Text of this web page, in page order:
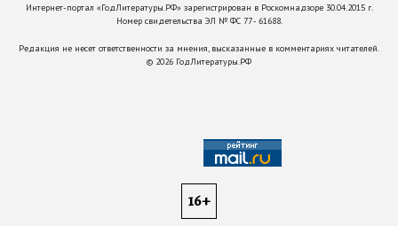
Интернет-портал «ГодЛитературы.РФ» зарегистрирован в Роскомнадзоре 30.04.2015 г.
Номер свидетельства ЭЛ № ФС 77 - 61688.
Редакция не несет ответственности за мнения, высказанные в комментариях читателей.
© 2026 ГодЛитературы.РФ
16+